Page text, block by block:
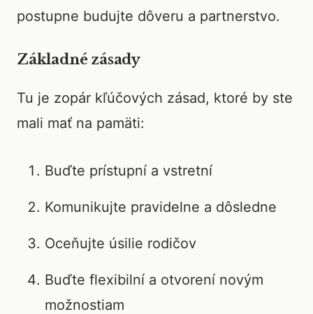
postupne budujte dôveru a partnerstvo.
Základné zásady
Tu je zopár kľúčových zásad, ktoré by ste
mali mať na pamäti:
Buďte prístupní a vstretní
Komunikujte pravidelne a dôsledne
Oceňujte úsilie rodičov
Buďte flexibilní a otvorení novým
možnostiam